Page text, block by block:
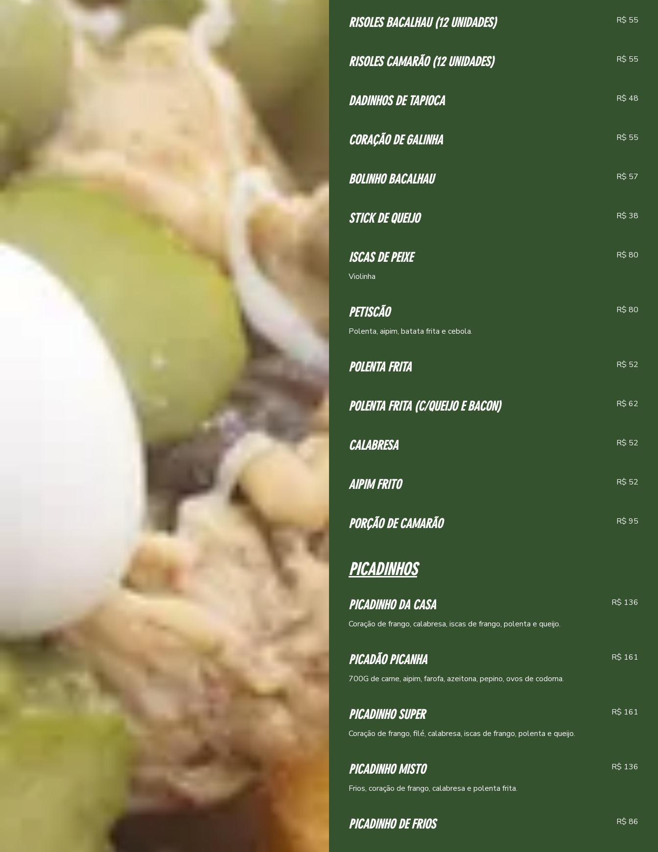
RISOLES BACALHAU (12 UNIDADES) R$ 55
RISOLES CAMARÃO (12 UNIDADES) R$ 55
DADINHOS DE TAPIOCA R$ 48
CORAÇÃO DE GALINHA R$ 55
BOLINHO BACALHAU R$ 57
STICK DE QUEIJO R$ 38
ISCAS DE PEIXE
Violinha
R$ 80
PETISCÃO
Polenta, aipim, batata frita e cebola.
R$ 80
POLENTA FRITA R$ 52
POLENTA FRITA (C/QUEIJO E BACON) R$ 62
CALABRESA R$ 52
AIPIM FRITO R$ 52
PORÇÃO DE CAMARÃO R$ 95
PICADINHOS
PICADINHO DA CASA
Coração de frango, calabresa, iscas de frango, polenta e queijo.
R$ 136
PICADÃO PICANHA
700G de carne, aipim, farofa, azeitona, pepino, ovos de codorna.
R$ 161
PICADINHO SUPER
Coração de frango, filé, calabresa, iscas de frango, polenta e queijo.
R$ 161
PICADINHO MISTO
Frios, coração de frango, calabresa e polenta frita.
R$ 136
PICADINHO DE FRIOS R$ 86